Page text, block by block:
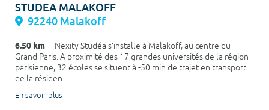
STUDEA MALAKOFF
92240 Malakoff
6.50 km- Nexity Studéa s’installe à Malakoff, au centre du
Grand Paris. A proximité des 17 grandes universités de la région
parisienne, 32 écoles se situent à -50 min de trajet en transport
de la résiden...
En savoir plus